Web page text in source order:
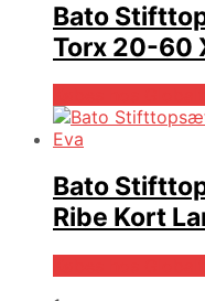
Bato
Torx 20-60
Bato
Ribe Kort